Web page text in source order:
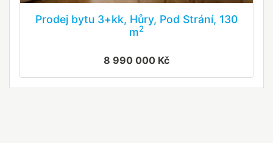
Prodej bytu 3+kk, Hůry, Pod Strání, 130
m2
8 990 000 Kč